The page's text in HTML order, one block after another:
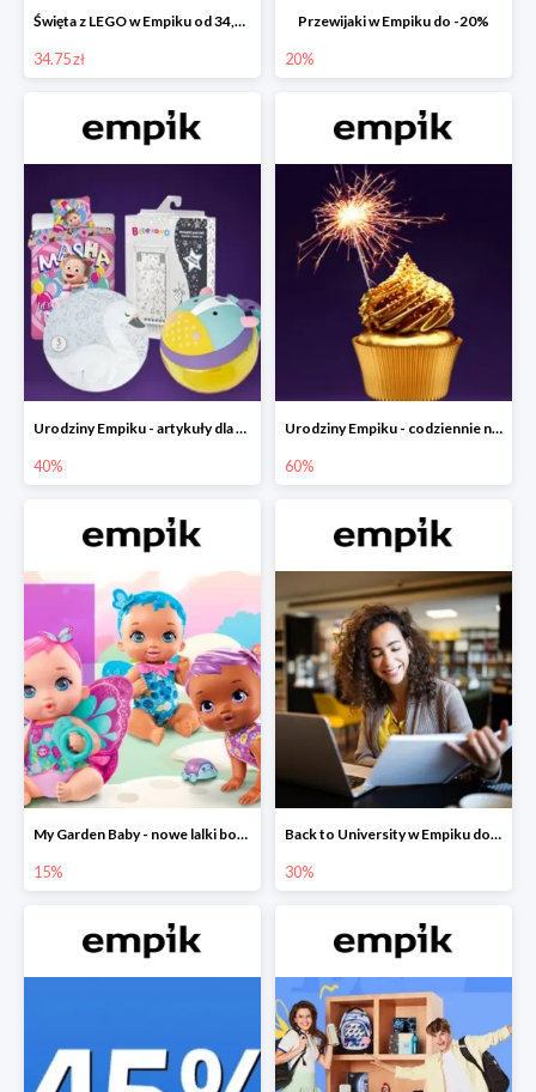
Święta z LEGO w Empiku od 34,75 zł
34.75 zł
Przewijaki w Empiku do -20%
20%
Urodziny Empiku - artykuły dla mamy i dziecka do -40%
40%
Urodziny Empiku - codziennie nowe okazje nawet do -60%
60%
My Garden Baby - nowe lalki bobaski w Empiku do -15%
15%
Back to University w Empiku do -30%
30%